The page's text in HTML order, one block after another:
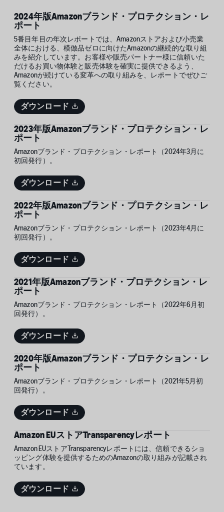
2024年版Amazonブランド・プロテクション・レ
ポート
5番目年目の年次レポートでは、Amazonストアおよび小売業
全体における、模倣品ゼロに向けたAmazonの継続的な取り組
みを紹介しています。お客様や販売パートナー様に信頼いた
だけるお買い物体験と販売体験を確実に提供できるよう、
Amazonが続けている変革への取り組みを、レポートでぜひご
覧ください。
ダウンロード
2023年版Amazonブランド・プロテクション・レ
ポート
Amazonブランド・プロテクション・レポート（2024年3月に
初回発行）。
ダウンロード
2022年版Amazonブランド・プロテクション・レ
ポート
Amazonブランド・プロテクション・レポート（2023年4月に
初回発行）。
ダウンロード
2021年版Amazonブランド・プロテクション・レ
ポート
Amazonブランド・プロテクション・レポート（2022年6月初
回発行）。
ダウンロード
2020年版Amazonブランド・プロテクション・レ
ポート
Amazonブランド・プロテクション・レポート（2021年5月初
回発行）。
ダウンロード
Amazon EUストアTransparencyレポート
Amazon EUストアTransparencyレポートには、信頼できるショ
ッピング体験を提供するためのAmazonの取り組みが記載され
ています。
ダウンロード